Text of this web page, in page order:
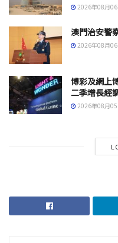
2026年08月
澳門治安警
2026年08月
博彩及網上
二季增長經
2026年08月